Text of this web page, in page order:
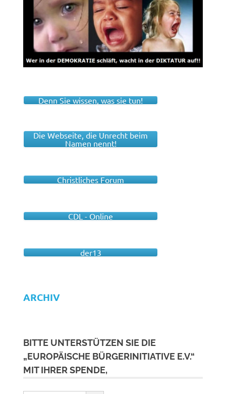
Denn Sie wissen, was sie tun!
Die Webseite, die Unrecht beim
Namen nennt!
Christliches Forum
CDL - Online
der13
ARCHIV
BITTE UNTERSTÜTZEN SIE DIE
„EUROPÄISCHE BÜRGERINITIATIVE E.V.“
MIT IHRER SPENDE,